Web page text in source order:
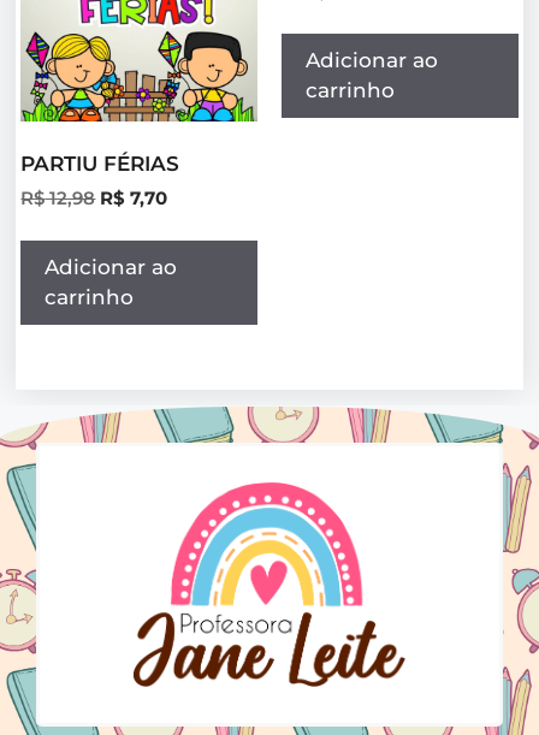
PARTIU FÉRIAS
R$12,98 R$ 7,70
Adicionar ao
carrinho
Adicionar ao
carrinho